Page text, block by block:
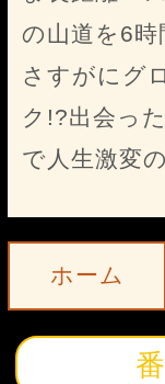
の山道を6時
さすがにグ
ク!?出会っ
で人生激変
ホーム